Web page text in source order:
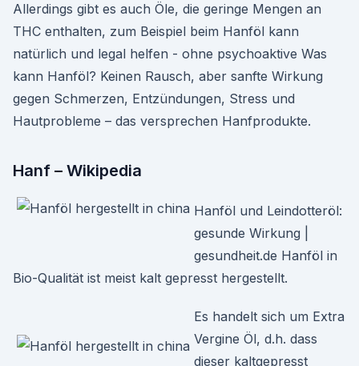
Allerdings gibt es auch Öle, die geringe Mengen an
THC enthalten, zum Beispiel beim Hanföl kann
natürlich und legal helfen - ohne psychoaktive Was
kann Hanföl? Keinen Rausch, aber sanfte Wirkung
gegen Schmerzen, Entzündungen, Stress und
Hautprobleme – das versprechen Hanfprodukte.
Hanf – Wikipedia
Hanföl und Leindotteröl:
gesunde Wirkung |
gesundheit.de Hanföl in
Bio-Qualität ist meist kalt gepresst hergestellt.
Es handelt sich um Extra
Vergine Öl, d.h. dass
dieser kaltgepresst